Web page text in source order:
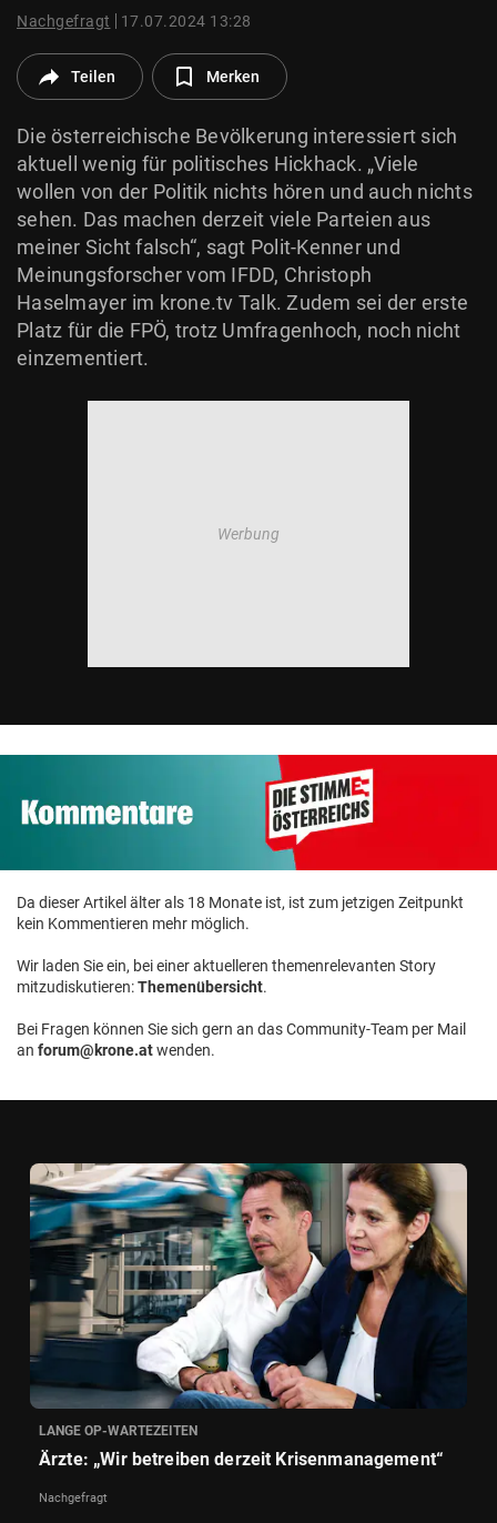
© Krone Multimedia GmbH & Co KG 2026
Nachgefragt 17.07.2024 13:28
Teilen Merken
Die österreichische Bevölkerung interessiert sich
aktuell wenig für politisches Hickhack. „Viele
wollen von der Politik nichts hören und auch nichts
sehen. Das machen derzeit viele Parteien aus
meiner Sicht falsch“, sagt Polit-Kenner und
Meinungsforscher vom IFDD, Christoph
Haselmayer im krone.tv Talk. Zudem sei der erste
Platz für die FPÖ, trotz Umfragenhoch, noch nicht
einzementiert.
Da dieser Artikel älter als 18 Monate ist, ist zum jetzigen Zeitpunkt
kein Kommentieren mehr möglich.
Wir laden Sie ein, bei einer aktuelleren themenrelevanten Story
mitzudiskutieren:Themenübersicht.
Bei Fragen können Sie sich gern an das Community-Team per Mail
an forum@krone.atwenden.
LANGE OP-WARTEZEITEN
Ärzte: „Wir betreiben derzeit Krisenmanagement“
Nachgefragt